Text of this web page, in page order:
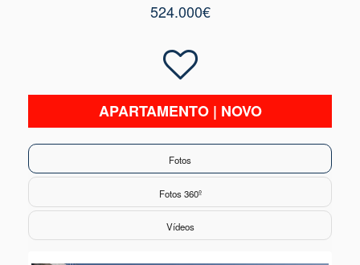
524.000€
APARTAMENTO | NOVO
Fotos
Fotos 360º
Vídeos